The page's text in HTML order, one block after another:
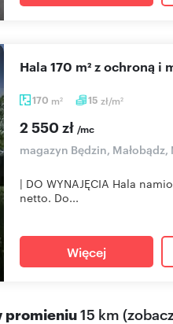
170 m2 15 zł/m2
Hala 170 m² z ochroną
2 550 zł /mc
magazyn Będzin, Małobądz,
| DO WYNAJĘCIA Hala
netto. Do...
Więcej
promieniu15 km (